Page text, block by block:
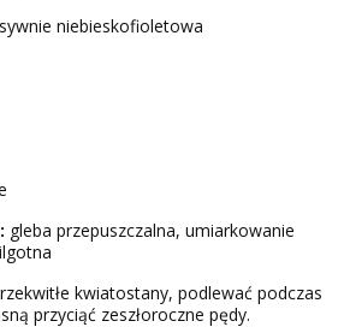
niebieskofioletowa
gleba przepuszczalna, umiarkowanie
kwiatostany, podlewać podczas
przyciąć zeszłoroczne pędy.